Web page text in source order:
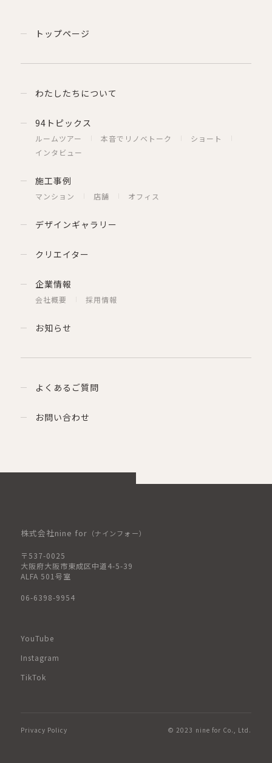
トップページ
わたしたちについて
94トピックス
ルームツアー 本音でリノベトーク
ショート
インタビュー
施工事例
マンション 店舗 オフィス
デザインギャラリー
クリエイター
企業情報
会社概要 採用情報
お知らせ
よくあるご質問
お問い合わせ
株式会社nine for （ナインフォー）
〒537-0025
大阪府大阪市東成区中道4-5-39
ALFA 501号室
06-6398-9954
YouTube
Instagram
TikTok
Privacy Policy © 2023 nine for Co., Ltd.